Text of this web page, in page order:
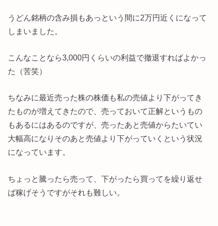
うどん銘柄の含み損もあっという間に2万円近くになって
しまいました。
こんなことなら3,000円くらいの利益で撤退すればよかっ
た（苦笑）
ちなみに最近売った株の株価も私の売値より下がってき
たものが増えてきたので、売っておいて正解というもの
もあるにはあるのですが、売ったあと売値からたいてい
大幅高になりそのあと売値より下がっていくという状況
になっています。
ちょっと騰ったら売って、下がったら買ってを繰り返せ
ば稼げそうですがそれも難しい。